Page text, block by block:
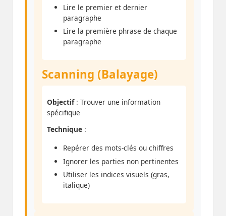
Lire le premier et dernier
paragraphe
Lire la première phrase de chaque
paragraphe
Scanning (Balayage)
Objectif: Trouver une information
spécifique
Technique :
Repérer des mots-clés ou chiffres
Ignorer les parties non pertinentes
Utiliser les indices visuels (gras,
italique)